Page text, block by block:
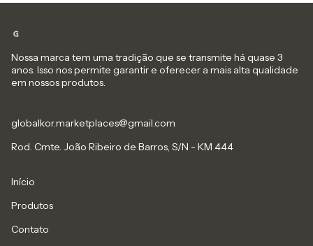
Nossa marca tem uma tradição que se transmite há quase 3
anos. Isso nos permite garantir e oferecer a mais alta qualidade
em nossos produtos.
globalkor.marketplaces@gmail.com
Rod. Cmte. João Ribeiro de Barros, S/N - KM 444
Início
Produtos
Contato